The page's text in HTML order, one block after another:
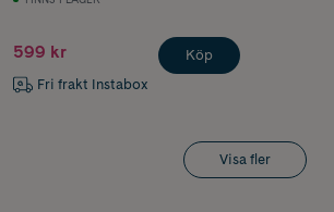
599 kr
Fri frakt Instabox
Köp
Visa fler